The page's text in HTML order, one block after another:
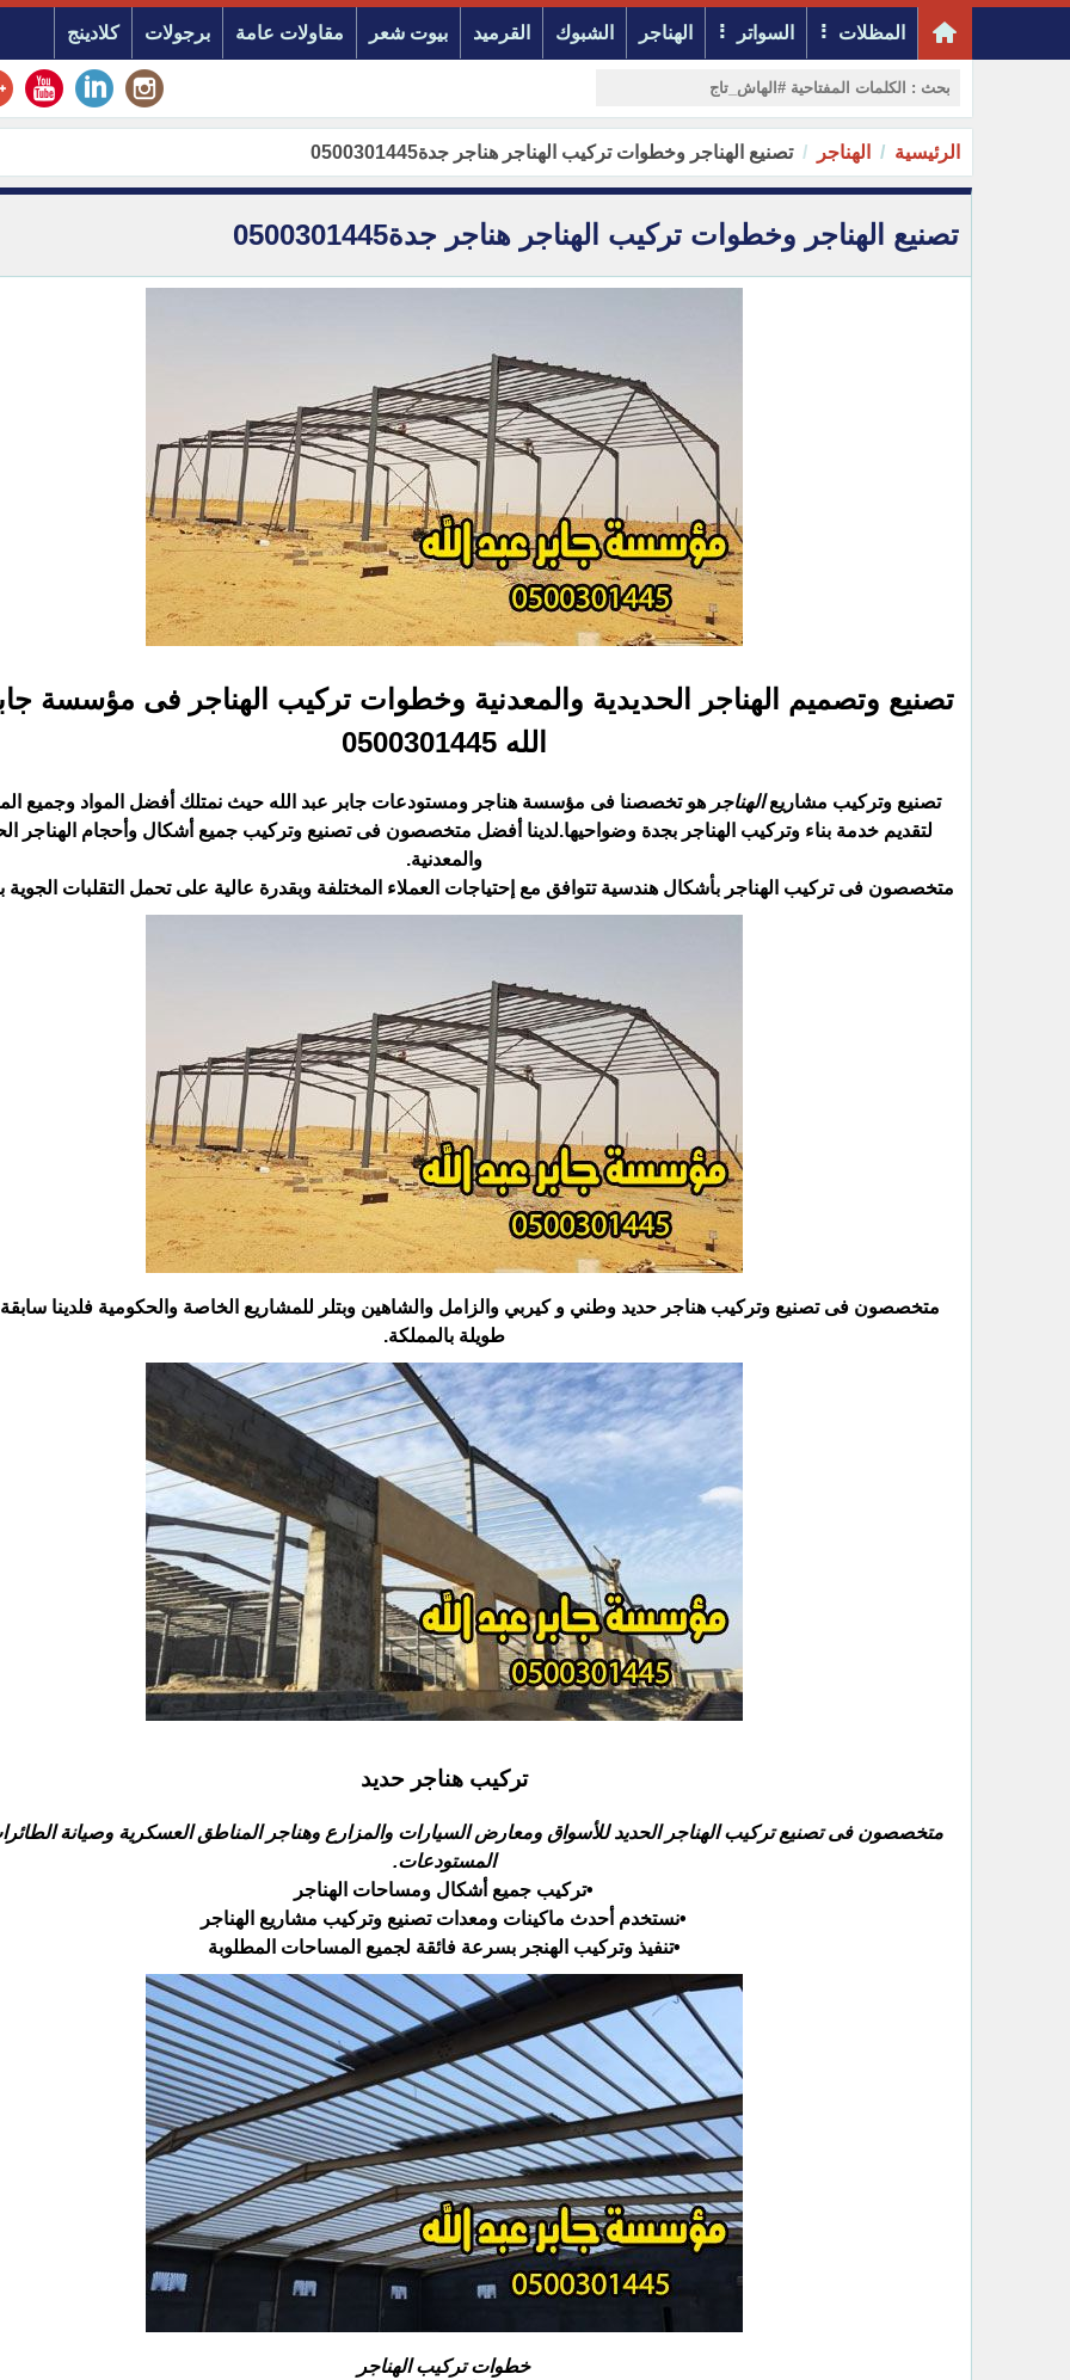
المظلات السواتر الهناجر الشبوك القرميد بيوت شعر مقاولات عامة برجولات كلادينج
الرئيسية الهناجر تصنيع الهناجر وخطوات تركيب الهناجر هناجر جدة0500301445
تصنيع الهناجر وخطوات تركيب الهناجر هناجر جدة0500301445
تصنيع وتصميم الهناجر الحديدية والمعدنية وخطوات تركيب الهناجر فى مؤسسة
الله 0500301445‏
تصنيع وتركيب مشاريعالهناجر هو تخصصنا فى مؤسسة هناجر ومستودعات جابر عبد الله حيث نمتلك أفضل المواد ‏وجميع
لتقديم خدمة بناء وتركيب الهناجر بجدة وضواحيها.لدينا أفضل متخصصون فى تصنيع وتركيب جميع ‏أشكال وأحجام الهناجر
والمعدنية.‏
متخصصون فى تركيب الهناجر بأشكال هندسية تتوافق مع إحتياجات العملاء المختلفة وبقدرة عالية على تحمل التقلبات ‏الجوية
متخصصون فى تصنيع وتركيب هناجر حديد وطني و كيربي والزامل والشاهين وبتلر للمشاريع الخاصة والحكومية فلدينا
طويلة بالمملكة.‏
تركيب هناجر حديد
متخصصون فى تصنيع تركيب الهناجر الحديد للأسواق ومعارض السيارات والمزارع وهناجر المناطق العسكرية وصيانة
المستودعات.‏
•تركيب جميع أشكال ومساحات الهناجر
•نستخدم أحدث ماكينات ومعدات تصنيع وتركيب مشاريع الهناجر
•تنفيذ وتركيب الهنجر بسرعة فائقة لجميع المساحات المطلوبة
خطوات تركيب الهناجر